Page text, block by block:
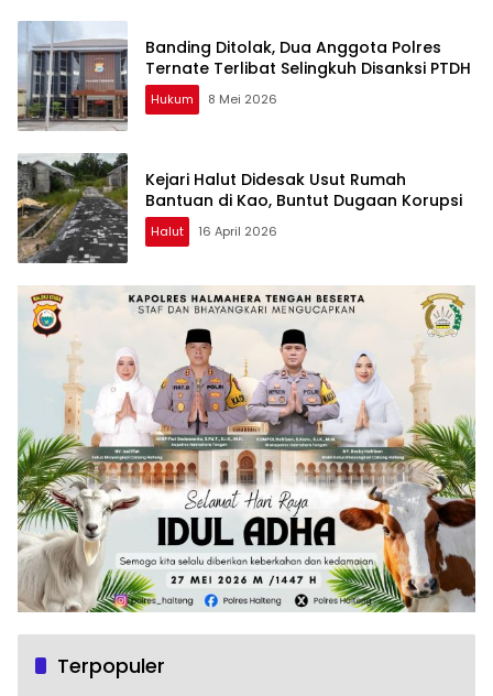
Banding Ditolak, Dua Anggota Polres
Ternate Terlibat Selingkuh Disanksi PTDH
Hukum 8 Mei 2026
Kejari Halut Didesak Usut Rumah
Bantuan di Kao, Buntut Dugaan Korupsi
Halut 16 April 2026
Terpopuler